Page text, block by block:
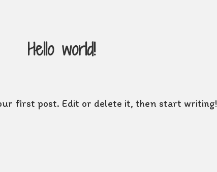
Hello world!
first post. Edit or delete it, then start writing!